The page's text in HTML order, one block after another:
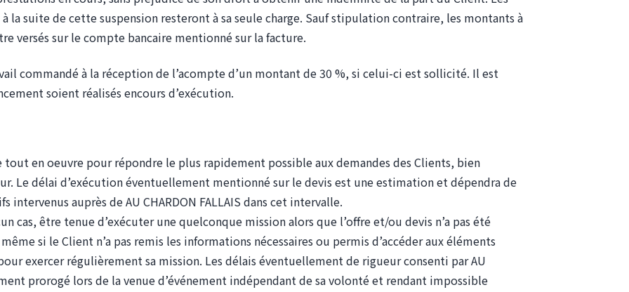
la suite de cette suspension resteront à sa seule charge. Sauf stipulation contraire, les montants à
versés sur le compte bancaire mentionné sur la facture.
commandé à la réception de l’acompte d’un montant de 30 %, si celui-ci est sollicité. Il est
soient réalisés encours d’exécution.
tout en oeuvre pour répondre le plus rapidement possible aux demandes des Clients, bien
Le délai d’exécution éventuellement mentionné sur le devis est une estimation et dépendra de
auprès de AU CHARDON FALLAIS dans cet intervalle.
cas, être tenue d’exécuter une quelconque mission alors que l’offre et/ou devis n’a pas été
si le Client n’a pas remis les informations nécessaires ou permis d’accéder aux éléments
pour exercer régulièrement sa mission. Les délais éventuellement de rigueur consenti par AU
prorogé lors de la venue d’événement indépendant de sa volonté et rendant impossible